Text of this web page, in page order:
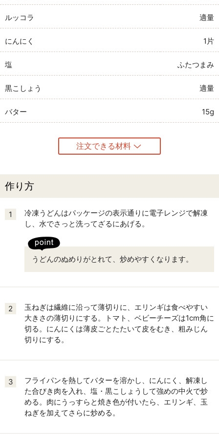
ルッコラ 適量
にんにく 1片
塩 ふたつまみ
黒こしょう 適量
バター 15g
注文できる材料
作り方
1
冷凍うどんはパッケージの表示通りに電子レンジで解凍
し、水でさっと洗ってざるにあげる。
うどんのぬめりがとれて、炒めやすくなります。
2
玉ねぎは繊維に沿って薄切りに、エリンギは食べやすい
大きさの薄切りにする。トマト、ベビーチーズは1cm角に
切る。にんにくは薄皮ごとたたいて皮をむき、粗みじん
切りにする。
3
フライパンを熱してバターを溶かし、にんにく、解凍し
た合びき肉を入れ、塩・黒こしょうして強めの中火で炒
める。肉にうっすらと焼き色が付いたら、エリンギ、玉
ねぎを加えてさらに炒める。